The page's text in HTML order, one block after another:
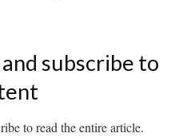
subscribe to
to read the entire article.